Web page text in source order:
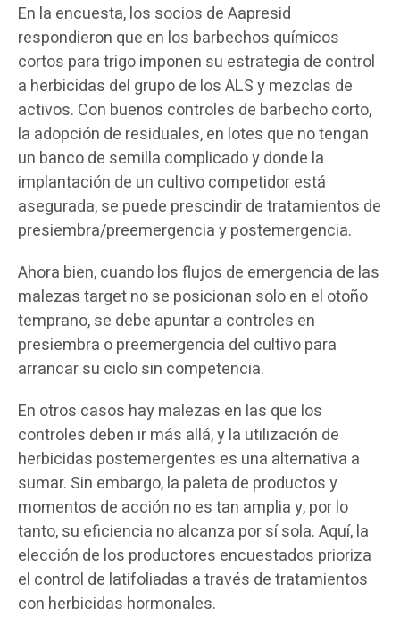
En la encuesta, los socios de Aapresid
respondieron que en los barbechos químicos
cortos para trigo imponen su estrategia de control
a herbicidas del grupo de los ALS y mezclas de
activos. Con buenos controles de barbecho corto,
la adopción de residuales, en lotes que no tengan
un banco de semilla complicado y donde la
implantación de un cultivo competidor está
asegurada, se puede prescindir de tratamientos de
presiembra/preemergencia y postemergencia.
Ahora bien, cuando los flujos de emergencia de las
malezas target no se posicionan solo en el otoño
temprano, se debe apuntar a controles en
presiembra o preemergencia del cultivo para
arrancar su ciclo sin competencia.
En otros casos hay malezas en las que los
controles deben ir más allá, y la utilización de
herbicidas postemergentes es una alternativa a
sumar. Sin embargo, la paleta de productos y
momentos de acción no es tan amplia y, por lo
tanto, su eficiencia no alcanza por sí sola. Aquí, la
elección de los productores encuestados prioriza
el control de latifoliadas a través de tratamientos
con herbicidas hormonales.